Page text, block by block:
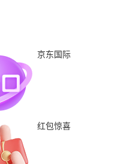
京东国际
红包惊喜